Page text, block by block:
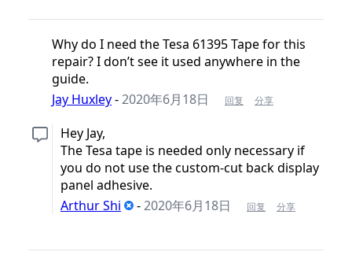
Why do I need the Tesa 61395 Tape for this
repair? I don’t see it used anywhere in the
guide.
Jay Huxley-2020年6月18日 回复 分享
Hey Jay,
The Tesa tape is needed only necessary if
you do not use the custom-cut back display
panel adhesive.
Arthur Shi
-2020年6月18日 回复 分享